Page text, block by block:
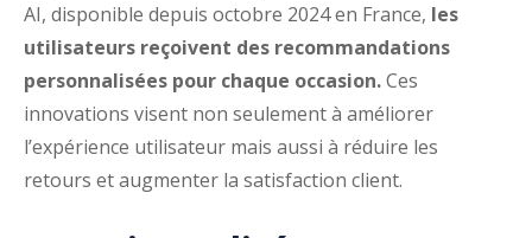
AI, disponible depuis octobre 2024 en France, les
utilisateurs reçoivent des recommandations
personnalisées pour chaque occasion.Ces
innovations visent non seulement à améliorer
l’expérience utilisateur mais aussi à réduire les
retours et augmenter la satisfaction client.